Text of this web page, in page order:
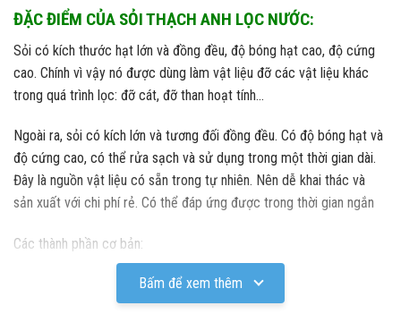
ĐẶC ĐIỂM CỦA SỎI THẠCH ANH LỌC NƯỚC:
Sỏi có kích thước hạt lớn và đồng đều, độ bóng hạt cao, độ cứng
cao. Chính vì vậy nó được dùng làm vật liệu đỡ các vật liệu khác
trong quá trình lọc: đỡ cát, đỡ than hoạt tính…
Ngoài ra, sỏi có kích lớn và tương đối đồng đều. Có độ bóng hạt và
độ cứng cao, có thể rửa sạch và sử dụng trong một thời gian dài.
Đây là nguồn vật liệu có sẵn trong tự nhiên. Nên dễ khai thác và
sản xuất với chi phí rẻ. Có thể đáp ứng được trong thời gian ngắn
Các thành phần cơ bản:
Hàm lượng oxit silic (SiO2): 99.4 %
Bấm để xem thêm